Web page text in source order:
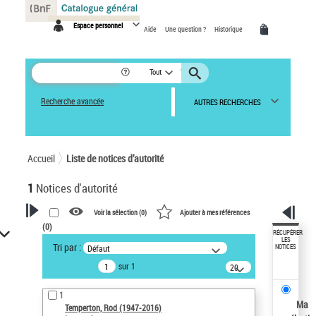
Espace personnel Aide Une question ? Historique
Tout
Recherche avancée AUTRES RECHERCHES
Accueil Liste de notices d’autorité
1 Notices d'autorité
VOTRE RECHERCHE
Recherche avancée dans les
notices d’autorité
Œuvres liées à l'auteur :
Temperton, Rod (1947-2016)
Voir la sélection (0) Ajouter à mes références
(0)
Tri par : Défaut
sur 1
20
résultats/page
1
Temperton, Rod (1947-2016)
RÉCUPÉRER
LES
NOTICES
Ma
Panneau de gestion des cookies